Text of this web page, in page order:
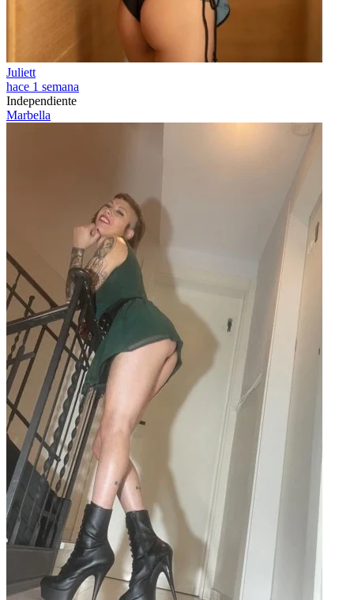
Juliett
hace 1 semana
Independiente
Marbella